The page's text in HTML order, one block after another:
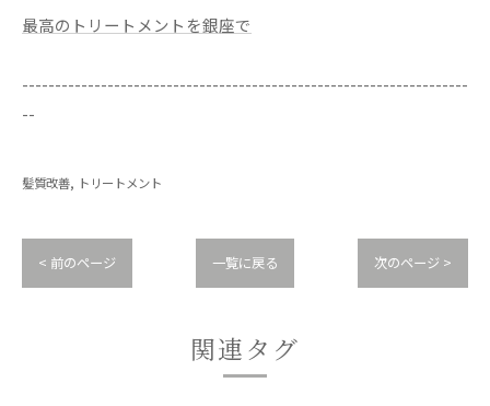
最高のトリートメントを銀座で
--------------------------------------------------------------------
--
髪質改善 トリートメント
< 前のページ 一覧に戻る 次のページ >
関連タグ